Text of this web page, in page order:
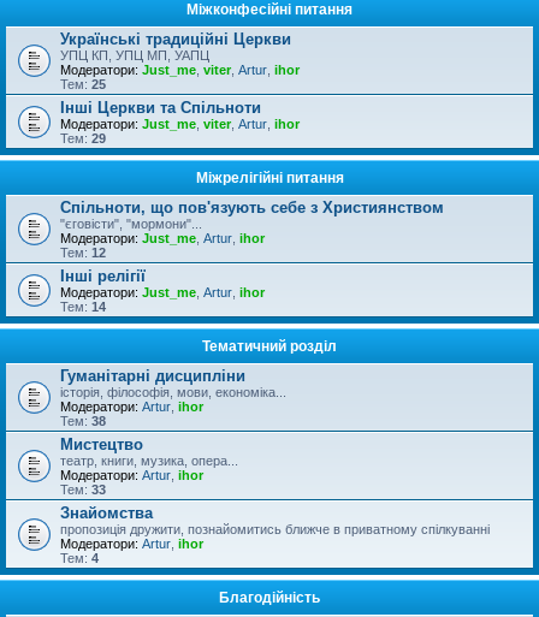
Міжконфесійні питання
Українські традиційні Церкви
УПЦ КП, УПЦ МП, УАПЦ
Модератори: Just_me viter, Artur ihor
Тем: 25
Інші Церкви та Спільноти
Модератори: Just_me viter, Artur ihor
Тем: 29
Міжрелігійні питання
Спільноти, що пов'язують себе з Християнством
"єговісти", "мормони"...
Модератори: Just_me Artur ihor
Тем: 12
Інші релігії
Модератори: Just_me Artur ihor
Тем: 14
Тематичний розділ
Гуманітарні дисципліни
історія, філософія, мови, економіка...
Модератори: Artur ihor
Тем: 38
Мистецтво
театр, книги, музика, опера...
Модератори: Artur ihor
Тем: 33
Знайомства
пропозиція дружити, познайомитись ближче в приватному спілкуванні
Модератори: Artur ihor
Тем: 4
Благодійність